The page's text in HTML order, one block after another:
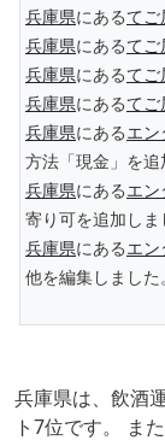
兵庫県にあるてご
兵庫県にあるてご
兵庫県にあるてご
兵庫県にあるてご
兵庫県にあるエ
方法「現金」を追
兵庫県にあるエ
寄り可を追加しま
兵庫県にあるエ
他を編集しました。
兵庫県は、飲酒
ト7位です。 ま